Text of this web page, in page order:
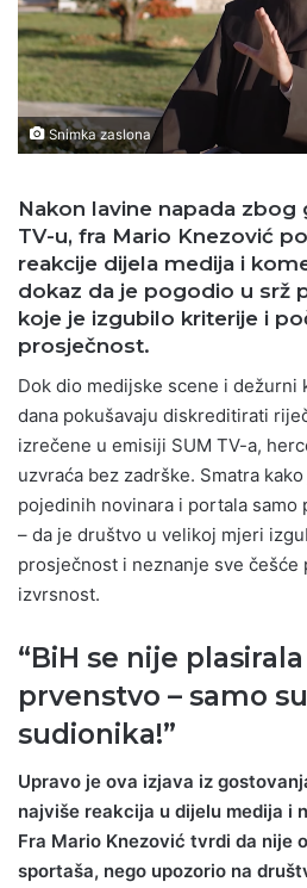
Snimka zaslona
Nakon lavine napada zbog
TV-u, fra Mario Knezović
reakcije dijela medija i
dokaz da je pogodio u srž
koje je izgubilo kriterije i
prosječnost.
Dok dio medijske scene i
dana pokušavaju diskreditirati
izrečene u emisiji SUM TV-a,
uzvraća bez zadrške. Smatra
pojedinih novinara i portala samo
– da je društvo u velikoj mjeri
prosječnost i neznanje sve češće
izvrsnost.
“BiH se nije
prvenstvo – samo
sudionika!”
Upravo je ova izjava iz
najviše reakcija u dijelu medija i
Fra Mario Knezović tvrdi da nije
sportaša, nego upozorio na